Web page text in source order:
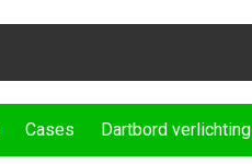
Cases Dartbord verlichting